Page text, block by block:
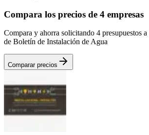
Compara los precios de 4 empresas
Compara y ahorra solicitando 4 presupuestos a
de Boletín de Instalación de Agua
Comparar precios